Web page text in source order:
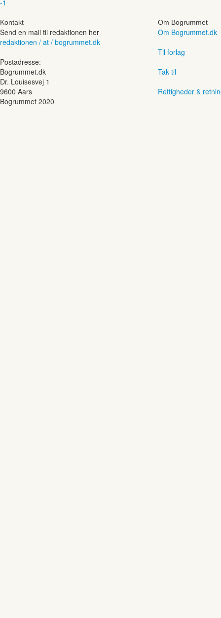
-1
Kontakt
Send en mail til redaktionen her
redaktionen / at / bogrummet.dk
Postadresse:
Bogrummet.dk
Dr. Louisesvej 1
9600 Aars
Om Bogrummet
Om Bogrummet.dk
Til forlag
Tak til
Rettigheder &
Bogrummet 2020